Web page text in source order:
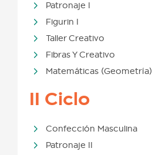
Patronaje I
Figurin I
Taller Creativo
Fibras Y Creativo
Matemáticas (Geometría)
II Ciclo
Confección Masculina
Patronaje II